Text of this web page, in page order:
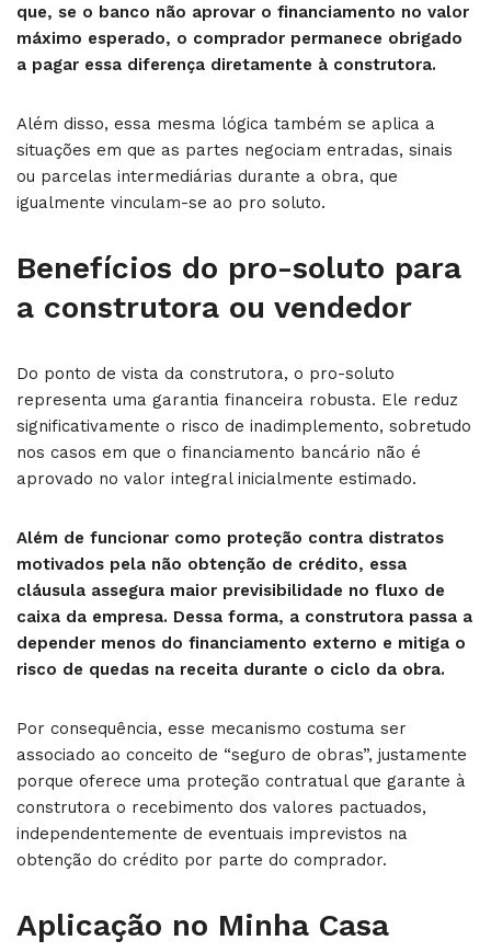
que, se o banco não aprovar o financiamento no valor
máximo esperado, o comprador permanece obrigado
a pagar essa diferença diretamente à construtora.
Além disso, essa mesma lógica também se aplica a
situações em que as partes negociam entradas, sinais
ou parcelas intermediárias durante a obra, que
igualmente vinculam-se ao pro soluto.
Benefícios do pro-soluto para
a construtora ou vendedor
Do ponto de vista da construtora, o pro-soluto
representa uma garantia financeira robusta. Ele reduz
significativamente o risco de inadimplemento, sobretudo
nos casos em que o financiamento bancário não é
aprovado no valor integral inicialmente estimado.
Além de funcionar como proteção contra distratos
motivados pela não obtenção de crédito, essa
cláusula assegura maior previsibilidade no fluxo de
caixa da empresa. Dessa forma, a construtora passa a
depender menos do financiamento externo e mitiga o
risco de quedas na receita durante o ciclo da obra.
Por consequência, esse mecanismo costuma ser
associado ao conceito de “seguro de obras”, justamente
porque oferece uma proteção contratual que garante à
construtora o recebimento dos valores pactuados,
independentemente de eventuais imprevistos na
obtenção do crédito por parte do comprador.
Aplicação no Minha Casa